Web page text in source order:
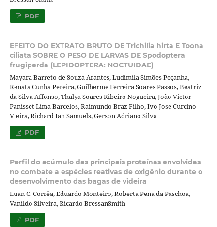
PDF
EFEITO DO EXTRATO BRUTO DE Trichilia hirta E Toona
ciliata SOBRE O PESO DE LARVAS DE Spodoptera
frugiperda (LEPIDOPTERA: NOCTUIDAE)
Mayara Barreto de Souza Arantes, Ludimila Simões Peçanha,
Renata Cunha Pereira, Guilherme Ferreira Soares Passos, Beatriz
da Silva Affonso, Thalya Soares Ribeiro Nogueira, João Victor
Panisset Lima Barcelos, Raimundo Braz Filho, Ivo José Curcino
Vieira, Richard Ian Samuels, Gerson Adriano Silva
PDF
Perfil do acúmulo das principais proteínas envolvidas
no combate a espécies reativas de oxigênio durante o
desenvolvimento das bagas de videira
Luan C. Corrêa, Eduardo Monteiro, Roberta Pena da Paschoa,
Vanildo Silveira, Ricardo BressanSmith
PDF